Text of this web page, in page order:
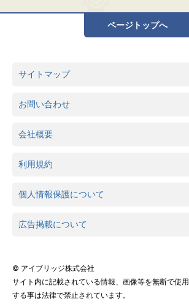
ページトップへ
サイトマップ
お問い合わせ
会社概要
利用規約
個人情報保護について
広告掲載について
© アイブリッジ株式会社
サイト内に記載されている情報、画像等を無断で使用
する事は法律で禁止されています。